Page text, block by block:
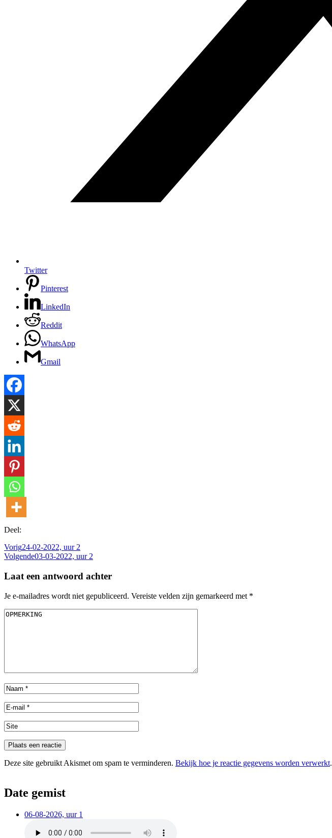
Twitter
Pinterest
LinkedIn
Reddit
WhatsApp
Gmail
Deel:
Vorig24-02-2022, uur 2
Volgende03-03-2022, uur 2
Laat een antwoord achter
Je e-mailadres wordt niet gepubliceerd. Vereiste velden zijn gemarkeerd met *
Deze site gebruikt Akismet om spam te verminderen. Bekijk hoe je reactie gegevens worden verwerkt.
Date gemist
06-08-2026, uur 1